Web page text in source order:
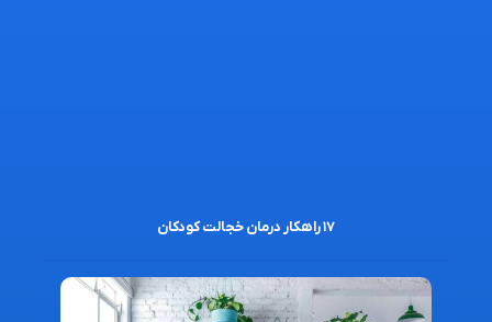
۱۷ راهکار درمان خجالت کودکان